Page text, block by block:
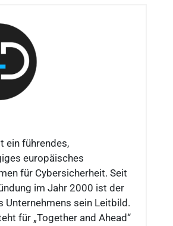
ein führendes,
europäisches
für Cybersicherheit. Seit
im Jahr 2000 ist der
Unternehmens sein Leitbild.
für „Together and Ahead“